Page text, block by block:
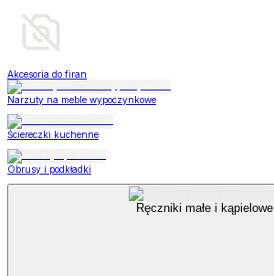
Akcesoria do firan
Narzuty na meble wypoczynkowe
Ściereczki kuchenne
Obrusy i podkładki
Ręczniki małe i kąpielowe